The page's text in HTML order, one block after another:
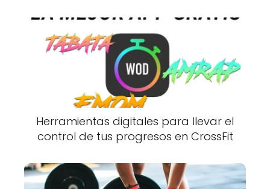
Herramientas digitales para llevar el
control de tus progresos en CrossFit